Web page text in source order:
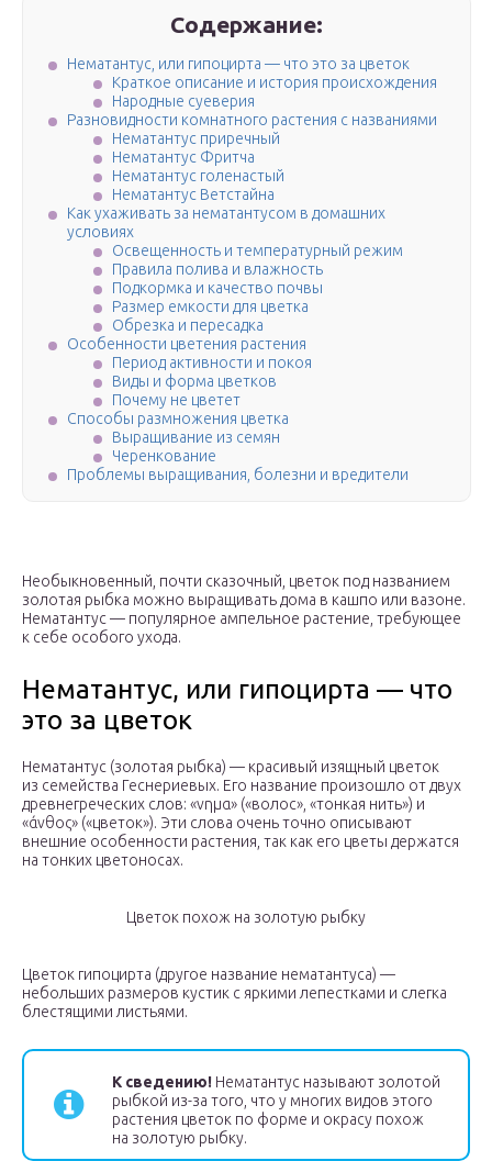
Содержание:
Нематантус, или гипоцирта — что это за цветок
Краткое описание и история происхождения
Народные суеверия
Разновидности комнатного растения с названиями
Нематантус приречный
Нематантус Фритча
Нематантус голенастый
Нематантус Ветстайна
Как ухаживать за нематантусом в домашних
условиях
Освещенность и температурный режим
Правила полива и влажность
Подкормка и качество почвы
Размер емкости для цветка
Обрезка и пересадка
Особенности цветения растения
Период активности и покоя
Виды и форма цветков
Почему не цветет
Способы размножения цветка
Выращивание из семян
Черенкование
Проблемы выращивания, болезни и вредители
Необыкновенный, почти сказочный, цветок под названием
золотая рыбка можно выращивать дома в кашпо или вазоне.
Нематантус — популярное ампельное растение, требующее
к себе особого ухода.
Нематантус, или гипоцирта — что
это за цветок
Нематантус (золотая рыбка) — красивый изящный цветок
из семейства Геснериевых. Его название произошло от двух
древнегреческих слов: «νημα» («волос», «тонкая нить») и
«άνθος» («цветок»). Эти слова очень точно описывают
внешние особенности растения, так как его цветы держатся
на тонких цветоносах.
Цветок похож на золотую рыбку
Цветок гипоцирта (другое название нематантуса) —
небольших размеров кустик с яркими лепестками и слегка
блестящими листьями.
К сведению! Нематантус называют золотой
рыбкой из-за того, что у многих видов этого
растения цветок по форме и окрасу похож
на золотую рыбку.